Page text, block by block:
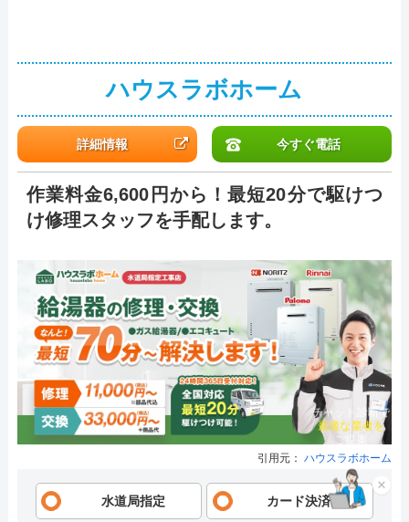
ハウスラボホーム
詳細情報 今すぐ電話
作業料金6,600円から！最短20分で駆けつ
け修理スタッフを手配します。
引用元： ハウスラボホーム
水道局指定 カード決済可
×
チャット診断で
最適な業者を
ご提案